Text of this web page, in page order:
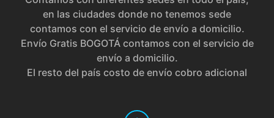
en las ciudades donde no tenemos sede
contamos con el servicio de envío a domicilio.
Envío Gratis BOGOTÁ contamos con el servicio de
envío a domicilio.
El resto del país costo de envío cobro adicional